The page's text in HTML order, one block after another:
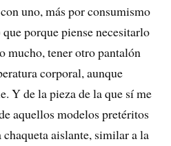
uno, más por consumismo
porque piense necesitarlo
mucho, tener otro pantalón
corporal, aunque
Y de la pieza de la que sí me
aquellos modelos pretéritos
aislante, similar a la